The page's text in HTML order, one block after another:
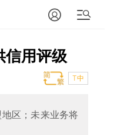
信用评级
T中
区；未来业务将